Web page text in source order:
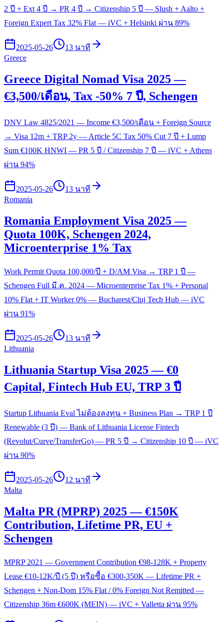
2 ปี + Ext 4 ปี → PR 4 ปี → Citizenship 5 ปี — Slush + Aalto +
Foreign Expert Tax 32% Flat — iVC + Helsinki ผ่าน 89%
2025-05-26
13 นาที
Greece
Greece Digital Nomad Visa 2025 —
€3,500/เดือน, Tax -50% 7 ปี, Schengen
DNV Law 4825/2021 — Income €3,500/เดือน + Foreign Source
→ Visa 12m + TRP 2y — Article 5C Tax 50% Cut 7 ปี + Lump
Sum €100K HNWI — PR 5 ปี / Citizenship 7 ปี — iVC + Athens
ผ่าน 94%
2025-05-26
13 นาที
Romania
Romania Employment Visa 2025 —
Quota 100K, Schengen 2024,
Microenterprise 1% Tax
Work Permit Quota 100,000/ปี + D/AM Visa → TRP 1 ปี —
Schengen Full มี.ค. 2024 — Microenterprise Tax 1% + Personal
10% Flat + IT Worker 0% — Bucharest/Cluj Tech Hub — iVC
ผ่าน 91%
2025-05-26
13 นาที
Lithuania
Lithuania Startup Visa 2025 — €0
Capital, Fintech Hub EU, TRP 3 ปี
Startup Lithuania Eval ไม่ต้องลงทุน + Business Plan → TRP 1 ปี
Renewable (3 ปี) — Bank of Lithuania License Fintech
(Revolut/Curve/TransferGo) — PR 5 ปี → Citizenship 10 ปี — iVC
ผ่าน 90%
2025-05-26
12 นาที
Malta
Malta PR (MPRP) 2025 — €150K
Contribution, Lifetime PR, EU +
Schengen
MPRP 2021 — Government Contribution €98-128K + Property
Lease €10-12K/ปี (5 ปี) หรือซื้อ €300-350K — Lifetime PR +
Schengen + Non-Dom 15% Flat / 0% Foreign Not Remitted —
Citizenship 36m €600K (MEIN) — iVC + Valletta ผ่าน 95%